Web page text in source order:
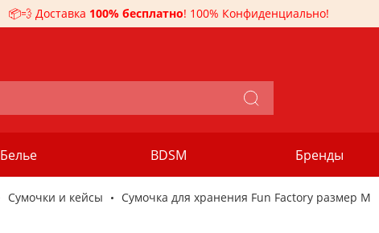
📦💨 Доставка 100% бесплатно! 100% Конфиденциально!
Белье BDSM Бренды
Сумочки и кейсы Сумочка для хранения Fun Factory размер M